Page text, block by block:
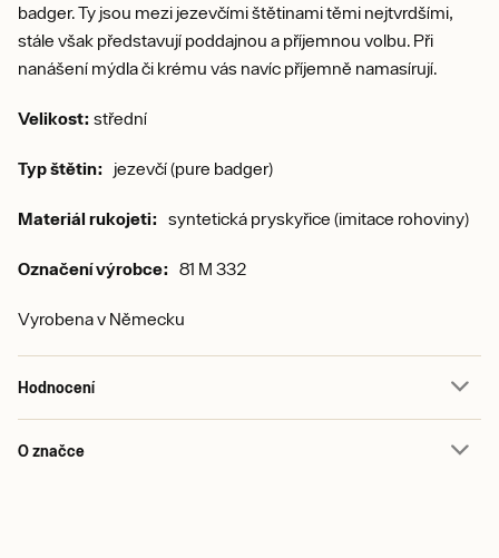
badger. Ty jsou mezi jezevčími štětinami těmi nejtvrdšími,
stále však představují poddajnou a příjemnou volbu. Při
nanášení mýdla či krému vás navíc příjemně namasírují.
Velikost: střední
Typ štětin: jezevčí (pure badger)
Materiál rukojeti: syntetická pryskyřice (imitace rohoviny)
Označení výrobce: 81 M 332
Vyrobena v Německu
Hodnocení
O značce